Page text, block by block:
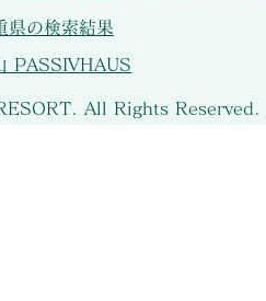
All Rights Reserved.
県の検索結果
PASSIVHAUS